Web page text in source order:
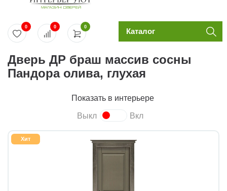
0
0 0 Каталог
Дверь ДР браш массив сосны
Пандора олива, глухая
Показать в интерьере
Выкл Вкл
Хит